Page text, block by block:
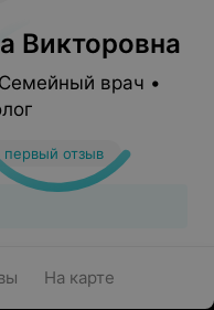
Викторовна
врач •
первый отзыв
На карте